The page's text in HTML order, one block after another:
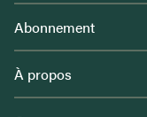
Abonnement
À propos